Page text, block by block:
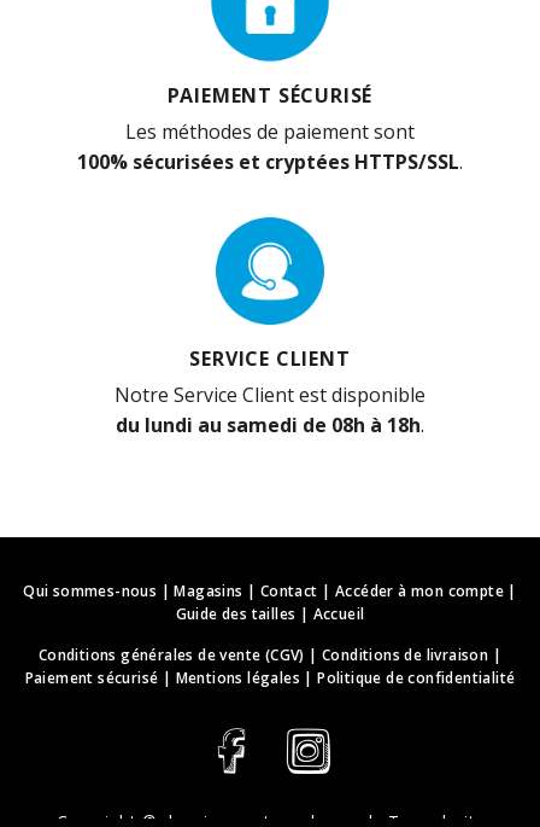
PAIEMENT SÉCURISÉ
Les méthodes de paiement sont
100% sécurisées et cryptées HTTPS/SSL.
SERVICE CLIENT
Notre Service Client est disponible
du lundi au samedi de 08h à 18h.
Qui sommes-nous |Magasins | Contact | Accéder à mon compte|
Guide des tailles | Accueil
Conditions générales de vente (CGV) |Conditions de livraison |
Paiement sécurisé | Mentions légales |Politique de confidentialité
Copyright © deguisements-cadeaux.ch . Tous droits